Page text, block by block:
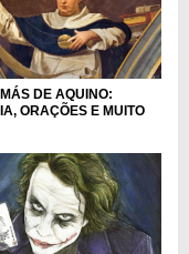
DE AQUINO:
ORAÇÕES E MUITO